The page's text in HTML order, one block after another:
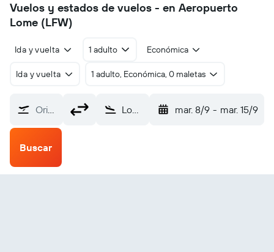
Vuelos y estados de vuelos - en Aeropuerto
Lome (LFW)
Ida y vuelta 1 adulto Económica
Ida y vuelta 1 adulto, Económica, 0 maletas
Origen Lome (LFW) mar. 8/9 - mar. 15/9
Buscar